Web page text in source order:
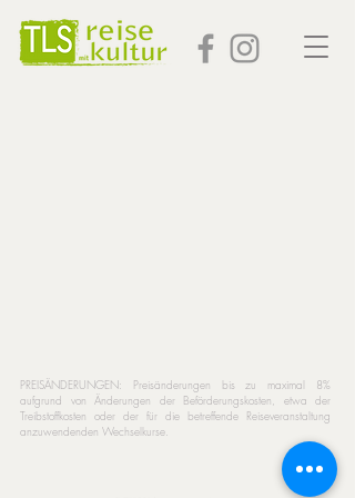
PREISÄNDERUNGEN: Preisänderungen bis zu maximal 8%
aufgrund von Änderungen der Beförderungskosten, etwa der
Treibstoffkosten oder der für die betreffende Reiseveranstaltung
anzuwendenden Wechselkurse.